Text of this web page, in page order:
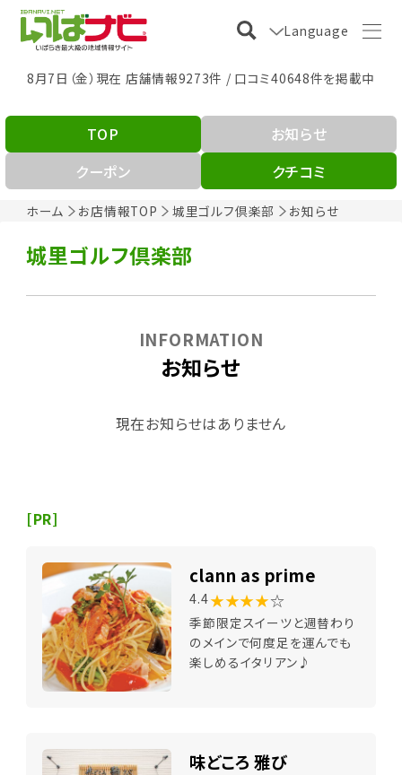
Language
8月7日（金）現在 店舗情報9273件 / 口コミ40648件を掲載中
ホーム お店情報TOP 城里ゴルフ倶楽部 お知らせ
TOP
お知らせ
クーポン
クチコミ
城里ゴルフ倶楽部
お知らせ
INFORMATION
現在お知らせはありません
[PR]
clann as prime
4.4★★★★☆
季節限定スイーツと週替わり
のメインで何度足を運んでも
楽しめるイタリアン♪
味どころ 雅び